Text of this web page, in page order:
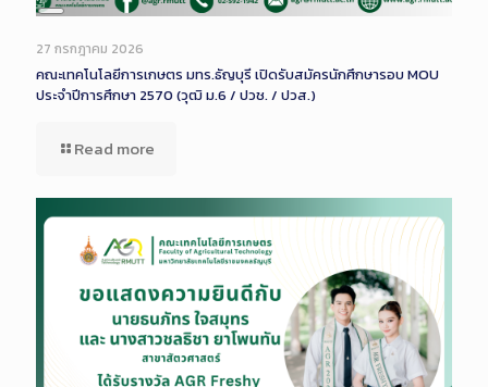
Long
Description
27 กรกฎาคม 2026
คณะเทคโนโลยีการเกษตร มทร.ธัญบุรี เปิดรับสมัครนักศึกษารอบ MOU
ประจำปีการศึกษา 2570 (วุฒิ ม.6 / ปวช. / ปวส.)
Read more